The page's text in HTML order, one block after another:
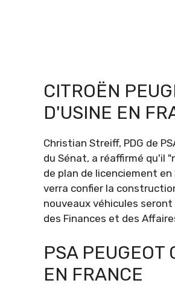
CITROËN
D'USINE EN
Christian Streiff, PDG de
du Sénat, a réaffirmé qu'il
de plan de licenciement en
verra confier la
nouveaux véhicules
des Finances et des
PSA PEUGEOT
EN FRANCE